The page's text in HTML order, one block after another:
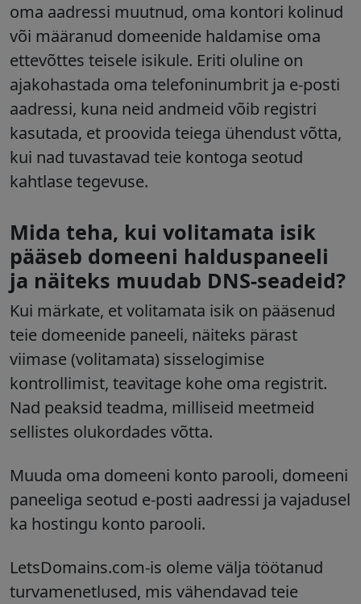
oma aadressi muutnud, oma kontori kolinud
või määranud domeenide haldamise oma
ettevõttes teisele isikule. Eriti oluline on
ajakohastada oma telefoninumbrit ja e-posti
aadressi, kuna neid andmeid võib registri
kasutada, et proovida teiega ühendust võtta,
kui nad tuvastavad teie kontoga seotud
kahtlase tegevuse.
Mida teha, kui volitamata isik
pääseb domeeni halduspaneeli
ja näiteks muudab DNS-seadeid?
Kui märkate, et volitamata isik on pääsenud
teie domeenide paneeli, näiteks pärast
viimase (volitamata) sisselogimise
kontrollimist, teavitage kohe oma registrit.
Nad peaksid teadma, milliseid meetmeid
sellistes olukordades võtta.
Muuda oma domeeni konto parooli, domeeni
paneeliga seotud e-posti aadressi ja vajadusel
ka hostingu konto parooli.
LetsDomains.com-is oleme välja töötanud
turvamenetlused, mis vähendavad teie